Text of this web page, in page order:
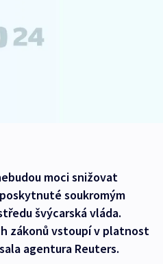
moci snižovat
soukromým
švýcarská vláda.
zákonů vstoupí v platnost
agentura Reuters.